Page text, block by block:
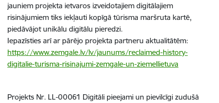
jauniem projekta ietvaros izveidotajiem digitālajiem
risinājumiem tiks iekļauti kopīgā tūrisma maršruta kartē,
piedāvājot unikālu digitālu pieredzi.
Iepazīsties arī ar pārējo projekta partneru aktualitātēm:
https://www.zemgale.lv/lv/jaunums/reclaimed-history-
digitalie-turisma-risinajumi-zemgale-un-ziemellietuva
Projekts Nr. LL-00061 Digitāli pieejami un pievilcīgi zudušā